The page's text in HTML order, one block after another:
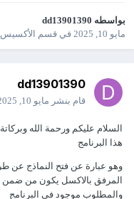
بواسطه dd13901390
مايو 10, 2025
في قسم الأكسيس Access
dd13901390
قام بنشر مايو 10, 2025
السلام عليكم ورحمة الله
هذا البرنامج
وهو عبارة عن فتح النماذج عن
والمطلوب موجود في البرنامج